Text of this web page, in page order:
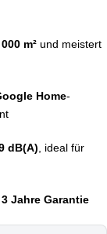
m² und meistert
Home-
dB(A), ideal für
3 Jahre Garantie